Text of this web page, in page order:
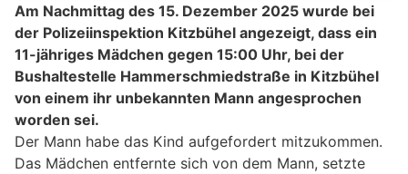
Am Nachmittag des 15. Dezember 2025 wurde bei
der Polizeiinspektion Kitzbühel angezeigt, dass ein
11-jähriges Mädchen gegen 15:00 Uhr, bei der
Bushaltestelle Hammerschmiedstraße in Kitzbühel
von einem ihr unbekannten Mann angesprochen
worden sei.
Der Mann habe das Kind aufgefordert mitzukommen.
Das Mädchen entfernte sich von dem Mann, setzte